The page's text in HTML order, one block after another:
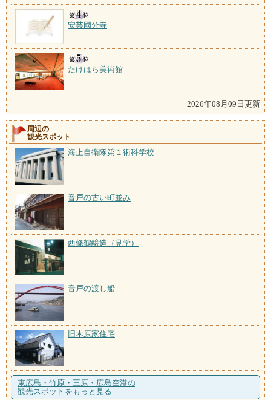
安芸國分寺
たけはら美術館
2026年08月09日更新
周辺の
観光スポット
海上自衛隊第１術科学校
音戸の古い町並み
西條鶴醸造（見学）
音戸の渡し船
旧木原家住宅
東広島・竹原・三原・広島空港の
観光スポットをもっと見る